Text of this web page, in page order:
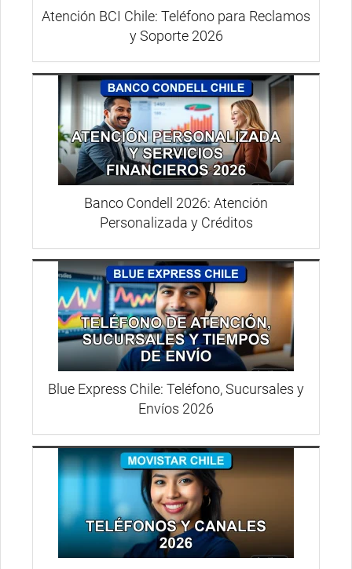
Atención BCI Chile: Teléfono para Reclamos
y Soporte 2026
Banco Condell 2026: Atención
Personalizada y Créditos
Blue Express Chile: Teléfono, Sucursales y
Envíos 2026